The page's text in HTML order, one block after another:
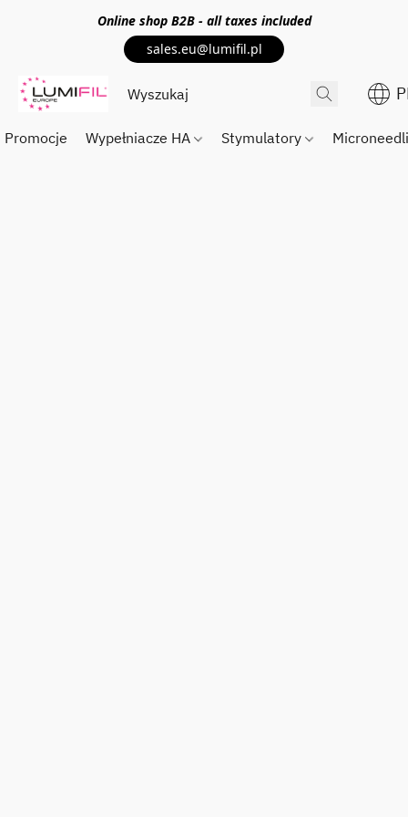
Online shop B2B - all taxes included
sales.eu@lumifil.pl
Promocje Wypełniacze HA Stymulatory